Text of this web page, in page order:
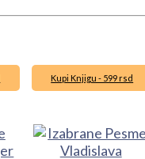
Kupi Knjigu - 599 rsd